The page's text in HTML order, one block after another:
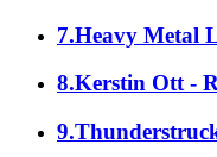
7.Heavy Metal
8.Kerstin Ott -